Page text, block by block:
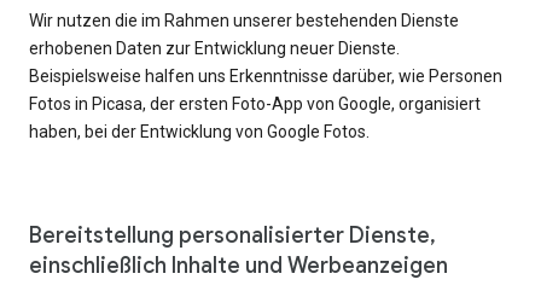
Wir nutzen die im Rahmen unserer bestehenden Dienste
erhobenen Daten zur Entwicklung neuer Dienste.
Beispielsweise halfen uns Erkenntnisse darüber, wie Personen
Fotos in Picasa, der ersten Foto-App von Google, organisiert
haben, bei der Entwicklung von Google Fotos.
Bereitstellung personalisierter Dienste,
einschließlich Inhalte und Werbeanzeigen